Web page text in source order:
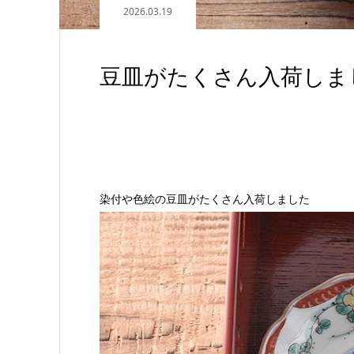
2026.03.19
豆皿がたくさん入荷し
染付や色絵の豆皿がたくさん入荷しました